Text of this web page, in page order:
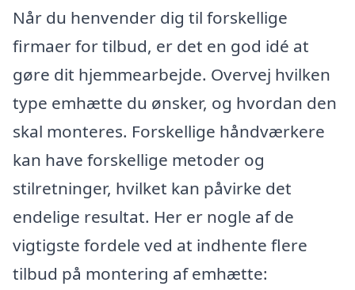
Når du henvender dig til forskellige
firmaer for tilbud, er det en god idé at
gøre dit hjemmearbejde. Overvej hvilken
type emhætte du ønsker, og hvordan den
skal monteres. Forskellige håndværkere
kan have forskellige metoder og
stilretninger, hvilket kan påvirke det
endelige resultat. Her er nogle af de
vigtigste fordele ved at indhente flere
tilbud på montering af emhætte: